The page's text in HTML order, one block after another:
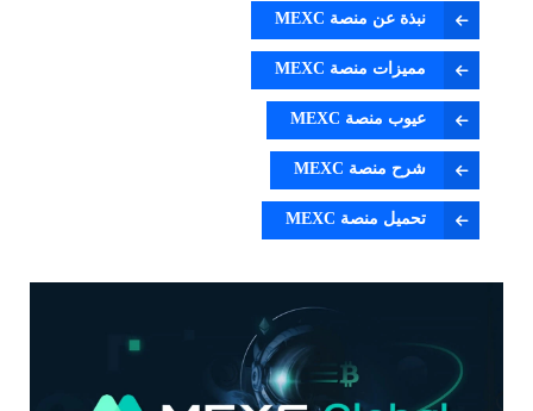
نبذة عن منصة MEXC
مميزات منصة MEXC
عيوب منصة MEXC
شرح منصة MEXC
تحميل منصة MEXC